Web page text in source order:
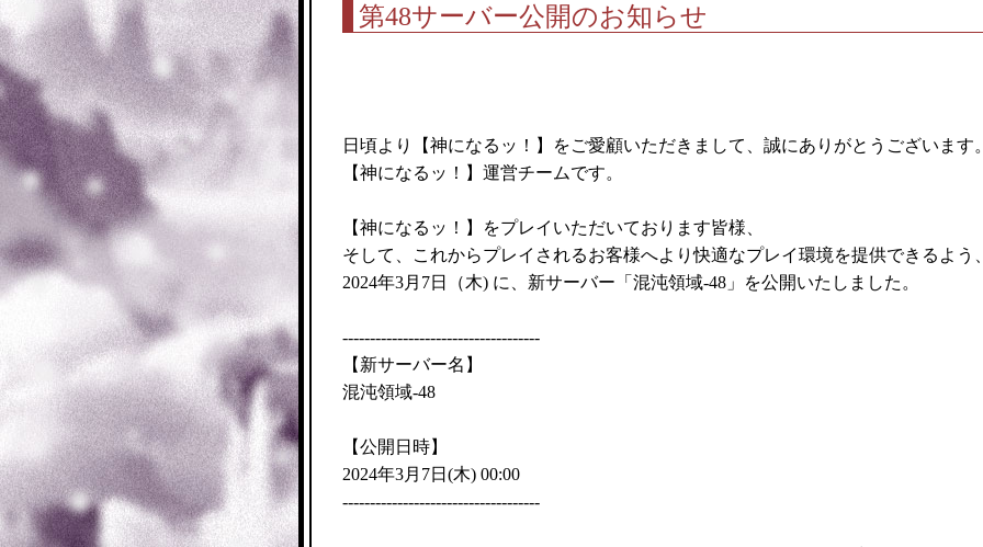
第48サーバー公開のお知らせ
日頃より【神になるッ！】をご愛顧いただきまして、誠にありがとうございます
【神になるッ！】運営チームです。
【神になるッ！】をプレイいただいております皆様、
そして、これからプレイされるお客様へより快適なプレイ環境を提供できるよう
2024年3月7日（木) に、新サーバー「混沌領域-48」を公開いたしました。
------------------------------------
【新サーバー名】
混沌領域-48
【公開日時】
2024年3月7日(木) 00:00
------------------------------------